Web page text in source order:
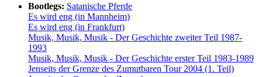
Bootlegs: Satanische Pferde
Es wird eng (in Mannheim)
Es wird eng (in Frankfurt)
Musik, Musik, Musik - Der Geschichte zweiter Teil 1987-
1993
Musik, Musik, Musik - Der Geschichte erster Teil 1983-1989
Jenseits der Grenze des Zumutbaren Tour 2004 (1. Teil)